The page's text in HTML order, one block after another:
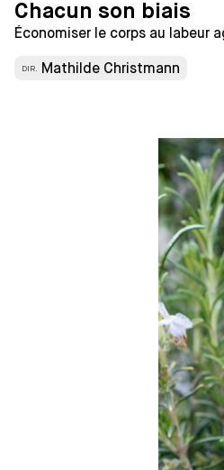
Chacun son biais
Économiser le corps au labeur
DIR. Mathilde Christmann